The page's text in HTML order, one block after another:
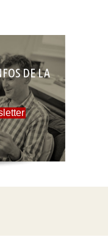
DE LA